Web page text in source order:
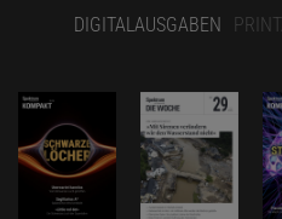
DIGITALAUSGABEN